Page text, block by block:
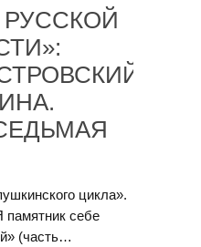
цикла».
памятник себе
(часть…